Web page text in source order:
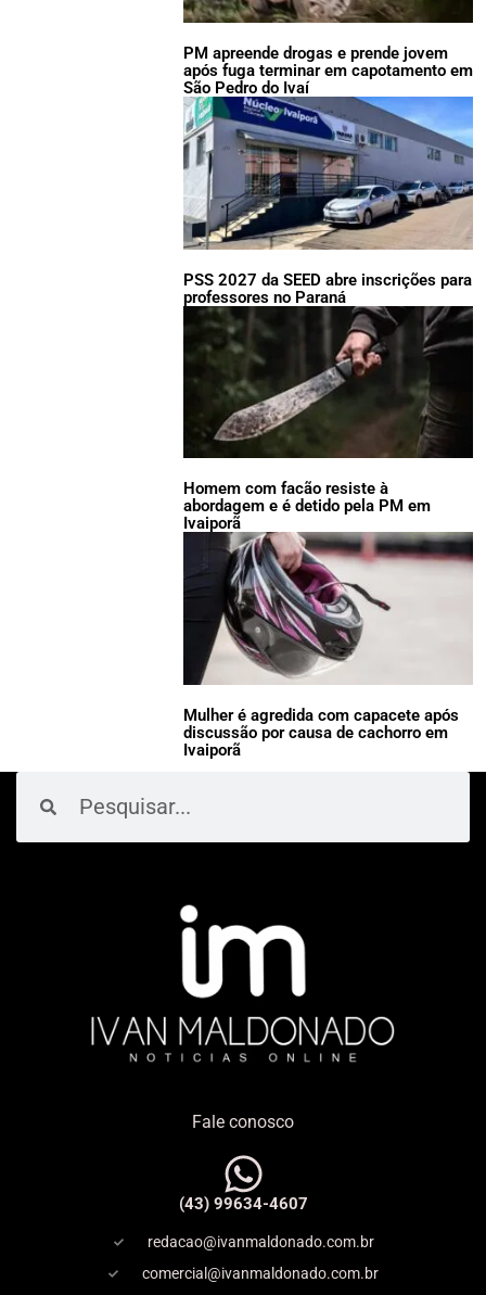
PM apreende drogas e prende jovem
após fuga terminar em capotamento em
São Pedro do Ivaí
PSS 2027 da SEED abre inscrições para
professores no Paraná
Homem com facão resiste à
abordagem e é detido pela PM em
Ivaiporã
Mulher é agredida com capacete após
discussão por causa de cachorro em
Ivaiporã
Fale conosco
(43) 99634-4607
redacao@ivanmaldonado.com.br
comercial@ivanmaldonado.com.br